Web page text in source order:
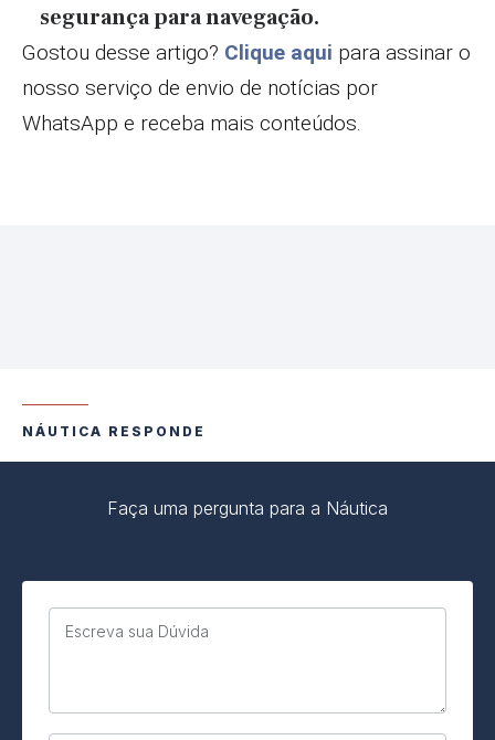
segurança para navegação.
Gostou desse artigo? Clique aqui para assinar o
nosso serviço de envio de notícias por
WhatsApp e receba mais conteúdos.
NÁUTICA RESPONDE
Faça uma pergunta para a Náutica
Escreva sua Dúvida